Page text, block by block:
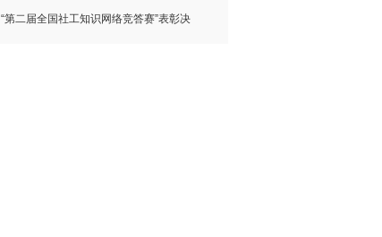
“第二届全国社工知识网络竞答赛”表彰决